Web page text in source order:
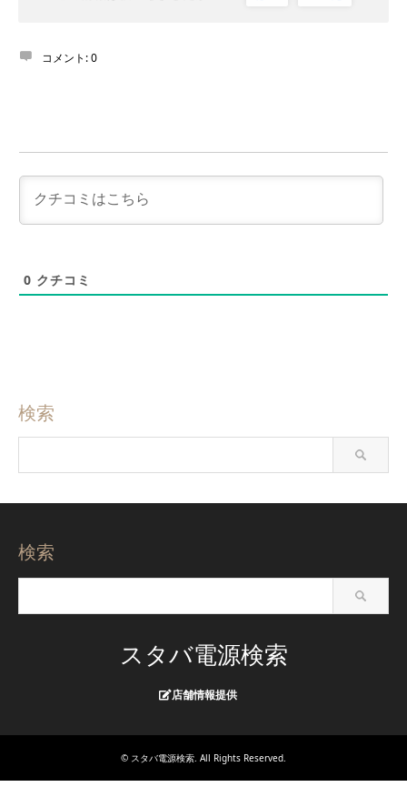
コメント:0
0 クチコミ
検索
検索
スタバ電源検索
店舗情報提供
© スタバ電源検索. All Rights Reserved.